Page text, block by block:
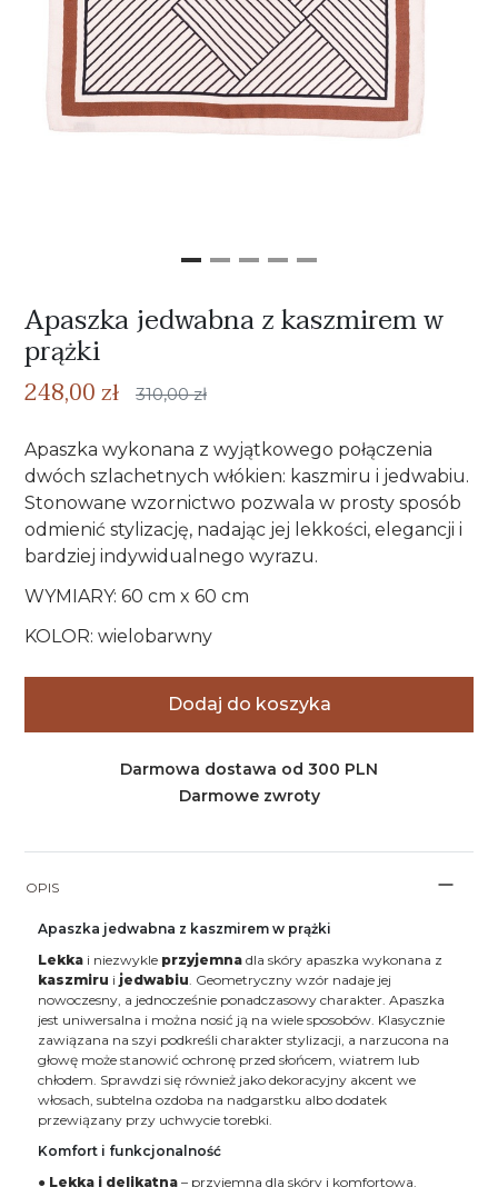
Apaszka jedwabna z kaszmirem w
prążki
248,00 zł 310,00 zł
Apaszka wykonana z wyjątkowego połączenia
dwóch szlachetnych włókien: kaszmiru i jedwabiu.
Stonowane wzornictwo pozwala w prosty sposób
odmienić stylizację, nadając jej lekkości, elegancji i
bardziej indywidualnego wyrazu.
WYMIARY: 60 cm x 60 cm
KOLOR: wielobarwny
Dodaj do koszyka
Darmowa dostawa od 300 PLN
Darmowe zwroty
OPIS
Apaszka jedwabna z kaszmirem w prążki
Lekka i niezwykle przyjemna dla skóry apaszka wykonana z
kaszmiru i jedwabiu. Geometryczny wzór nadaje jej
nowoczesny, a jednocześnie ponadczasowy charakter. Apaszka
jest uniwersalna i można nosić ją na wiele sposobów. Klasycznie
zawiązana na szyi podkreśli charakter stylizacji, a narzucona na
głowę może stanowić ochronę przed słońcem, wiatrem lub
chłodem. Sprawdzi się również jako dekoracyjny akcent we
włosach, subtelna ozdoba na nadgarstku albo dodatek
przewiązany przy uchwycie torebki.
Komfort i funkcjonalność
● Lekka i delikatna – przyjemna dla skóry i komfortowa.